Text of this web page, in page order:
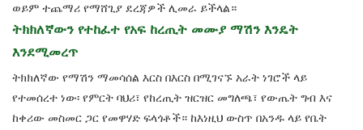
ወይም ተጨማሪ የማሸጊያ ደረጃዎች ሊመራ ይችላል።
ትክክለኛውን የተከፈተ የአፍ ከረጢት መሙያ ማሽን እንዴት
እንደሚመረጥ
ትክክለኛው የማሽን ማመሳሰል እርስ በእርስ በሚገናኙ አራት ነገሮች ላይ
የተመሰረተ ነው፡ የምርት ባህሪ፣ የከረጢት ዝርዝር መግለጫ፣ የውጤት ግብ እና
ከቀሪው መስመር ጋር የመዋሃድ ፍላጎቶች። ከእነዚህ ውስጥ በአንዱ ላይ የቤት